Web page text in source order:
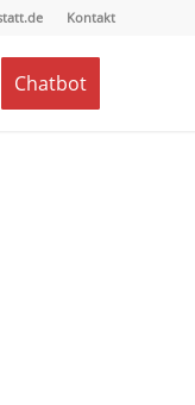
Kontakt
Chatbot